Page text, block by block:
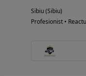
Sibiu (Sibiu)
Profesionist •